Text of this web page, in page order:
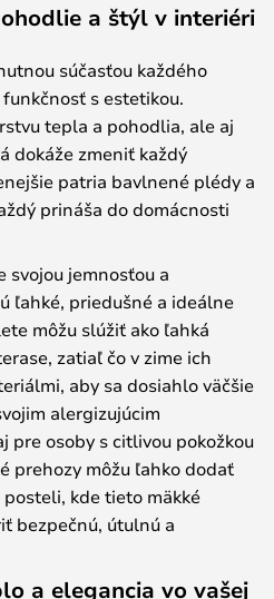
a štýl v interiéri
súčasťou každého
s estetikou.
tepla a pohodlia, ale aj
dokáže zmeniť každý
patria bavlnené plédy a
prináša do domácnosti
svojou jemnosťou a
ľahké, priedušné a ideálne
môžu slúžiť ako ľahká
zatiaľ čo v zime ich
aby sa dosiahlo väčšie
alergizujúcim
pre osoby s citlivou pokožkou
prehozy môžu ľahko dodať
kde tieto mäkké
bezpečnú, útulnú a
a elegancia vo vašej